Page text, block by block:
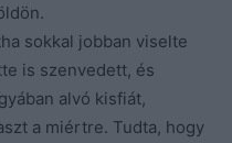
sokkal jobban viselte
is szenvedett, és
alvó kisfiát,
a miértre. Tudta, hogy